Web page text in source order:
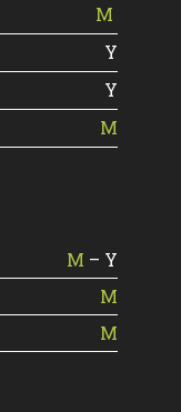
M
Y
Y
M
M – Y
M
M